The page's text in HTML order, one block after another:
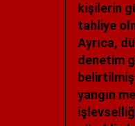
kişilerin
tahliye
Ayrıca,
denetim
yangın